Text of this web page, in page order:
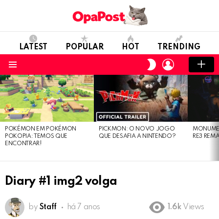
LATEST POPULAR HOT TRENDING
SWITCH
SKIN
LOGIN
LATEST
STORIES
POKÉMON EM POKÉMON
POKOPIA: TEMOS QUE
ENCONTRAR!
PICKMON: O NOVO JOGO
QUE DESAFIA A NINTENDO?
RE3
Diary #1 img2 volga
by Staff há 7 anos 1.6k Views